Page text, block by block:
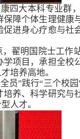
四大本科专业群 ，
保障个体生理健
进身心疗愈与社
，翟明国院士工作
项目，承担全校
培养高地。
员”践行“三个校园”
养、科学研究与
人才。